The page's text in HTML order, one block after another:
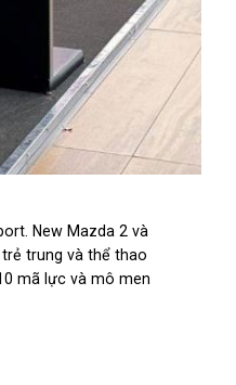
New Mazda 2 và
trung và thể thao
mã lực và mô men